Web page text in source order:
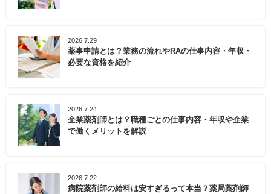
2026.7.29
薬事申請とは？業務の流れやRAの仕事内容・年収・
必要な資格を紹介
2026.7.24
企業薬剤師とは？職種ごとの仕事内容・年収や企業
で働くメリットを解説
2026.7.22
病院薬剤師の給料は安すぎるって本当？薬局薬剤師